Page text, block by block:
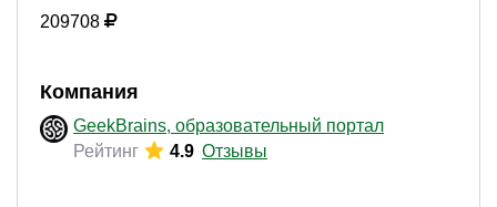
209708
Компания
GeekBrains, образовательный портал
Рейтинг
4.9 Отзывы